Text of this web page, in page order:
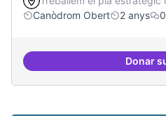
Canòdrom Obert
2 anys 0
Donar